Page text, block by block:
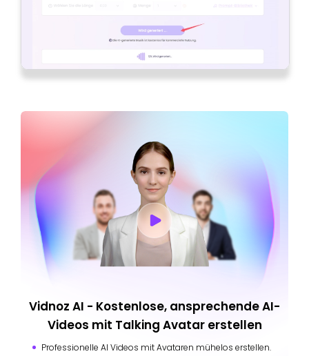
Vidnoz AI - Kostenlose, ansprechende AI-
Videos mit Talking Avatar erstellen
Professionelle AI Videos mit Avataren mühelos erstellen.